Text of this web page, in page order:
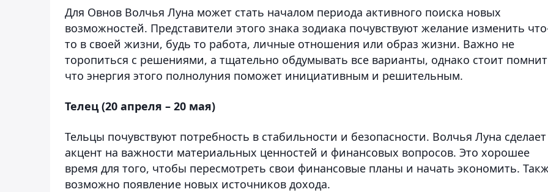
Для Овнов Волчья Луна может стать началом периода активного поиска новых
возможностей. Представители этого знака зодиака почувствуют желание изменить
то в своей жизни, будь то работа, личные отношения или образ жизни. Важно не
торопиться с решениями, а тщательно обдумывать все варианты, однако стоит
что энергия этого полнолуния поможет инициативным и решительным.
Телец (20 апреля – 20 мая)
Тельцы почувствуют потребность в стабильности и безопасности. Волчья Луна сделает
акцент на важности материальных ценностей и финансовых вопросов. Это хорошее
время для того, чтобы пересмотреть свои финансовые планы и начать экономить.
возможно появление новых источников дохода.